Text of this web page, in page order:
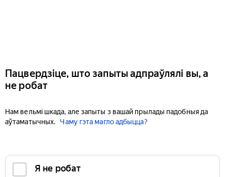
Пацвердзіце, што запыты адпраўлялі вы, а
не робат
Нам вельмі шкада, але запыты з вашай прылады падобныя да
аўтаматычных.
Чаму гэта магло адбыцца?
Я не робат